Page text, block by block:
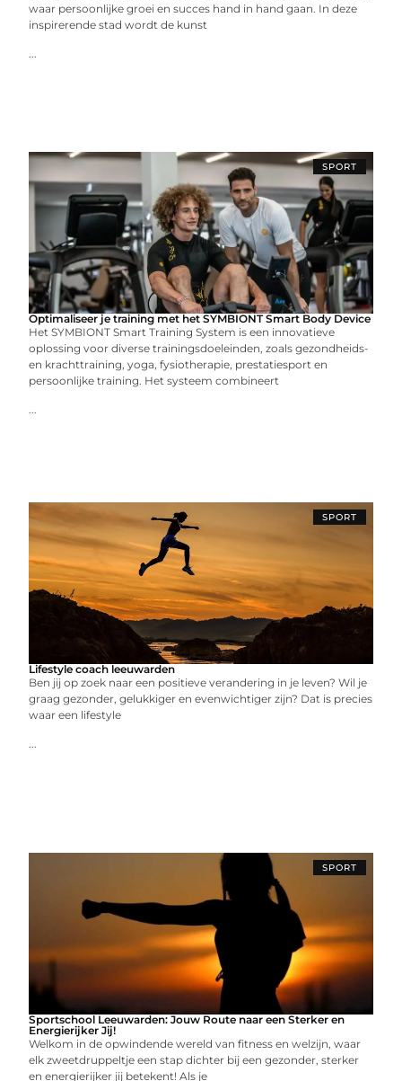
waar persoonlijke groei en succes hand in hand gaan. In deze
inspirerende stad wordt de kunst
...
SPORT
Optimaliseer je training met het SYMBIONT Smart Body Device
Het SYMBIONT Smart Training System is een innovatieve
oplossing voor diverse trainingsdoeleinden, zoals gezondheids-
en krachttraining, yoga, fysiotherapie, prestatiesport en
persoonlijke training. Het systeem combineert
...
SPORT
Lifestyle coach leeuwarden
Ben jij op zoek naar een positieve verandering in je leven? Wil je
graag gezonder, gelukkiger en evenwichtiger zijn? Dat is precies
waar een lifestyle
...
SPORT
Sportschool Leeuwarden: Jouw Route naar een Sterker en
Energierijker Jij!
Welkom in de opwindende wereld van fitness en welzijn, waar
elk zweetdruppeltje een stap dichter bij een gezonder, sterker
en energierijker jij betekent! Als je